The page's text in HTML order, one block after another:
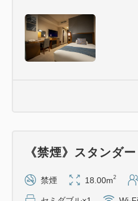
《禁煙》スタンダ
禁煙 18.00m2